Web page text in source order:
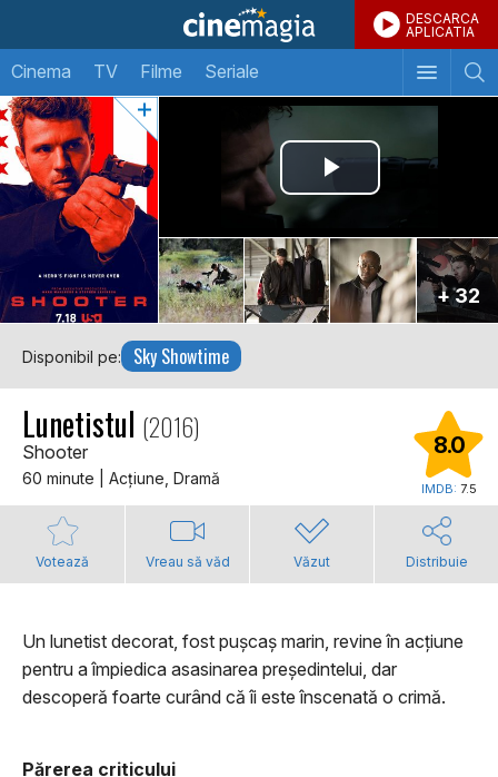
DESCARCA
APLICATIA
Cinema TV Filme Seriale
+ 32
Disponibil pe: Sky Showtime
Lunetistul (2016)
Shooter
60 minute | Acţiune, Dramă
8.0
IMDB: 7.5
Votează Vreau să văd Văzut Distribuie
Un lunetist decorat, fost pușcaș marin, revine în acțiune
pentru a împiedica asasinarea președintelui, dar
descoperă foarte curând că îi este înscenată o crimă.
Părerea criticului